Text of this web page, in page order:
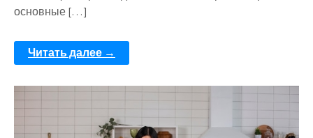
основные […]
Читать далее →